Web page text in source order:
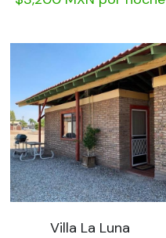
Villa La Luna